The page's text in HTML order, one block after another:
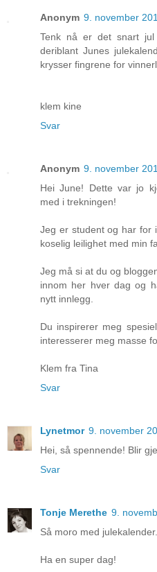
Anonym 9. november
Tenk nå er det snart
deriblant Junes
krysser fingrene for
klem kine
Svar
Anonym 9. november
Hei June! Dette var jo
med i trekningen!
Jeg er student og har for
koselig leilighet med min
Jeg må si at du og
innom her hver dag og
nytt innlegg.
Du inspirerer meg
interesserer meg masse
Klem fra Tina
Svar
Lynetmor 9. november
Hei, så spennende! Blir
Svar
Tonje Merethe 9.
Så moro med
Ha en super dag!